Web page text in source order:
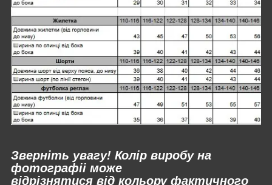
Зверніть увагу! Колір виробу на
фотографіі може
відрізнятися від кольору фактичного